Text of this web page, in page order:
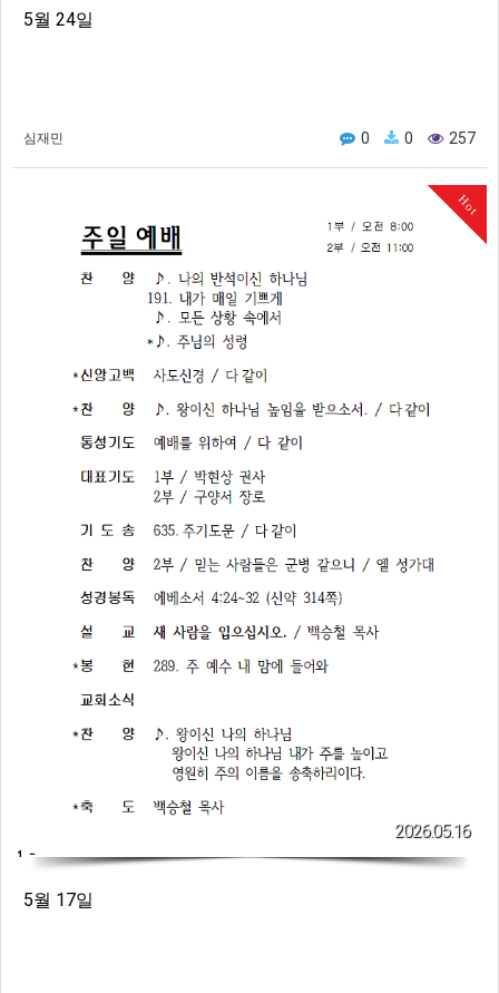
5월 24일
심재민 0 0 257
Hot
2026.05.16
5월 17일